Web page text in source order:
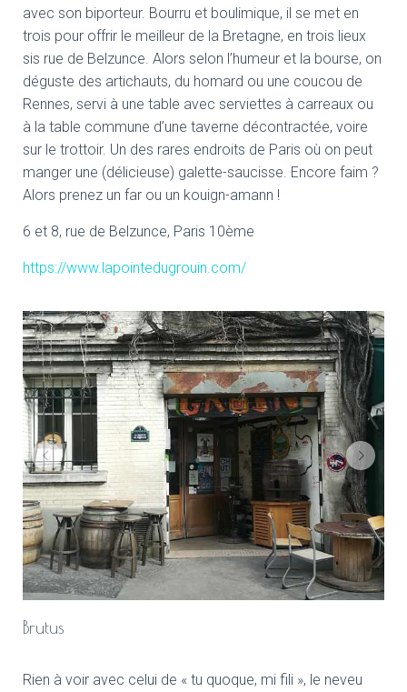
avec son biporteur. Bourru et boulimique, il se met en
trois pour offrir le meilleur de la Bretagne, en trois lieux
sis rue de Belzunce. Alors selon l’humeur et la bourse, on
déguste des artichauts, du homard ou une coucou de
Rennes, servi à une table avec serviettes à carreaux ou
à la table commune d’une taverne décontractée, voire
sur le trottoir. Un des rares endroits de Paris où on peut
manger une (délicieuse) galette-saucisse. Encore faim ?
Alors prenez un far ou un kouign-amann !
6 et 8, rue de Belzunce, Paris 10ème
https://www.lapointedugrouin.com/
Brutus
Rien à voir avec celui de « tu quoque, mi fili », le neveu